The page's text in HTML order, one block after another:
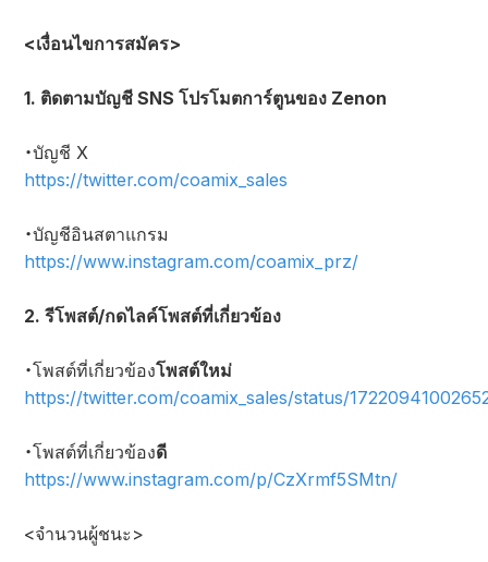
<เงื่อนไขการสมัคร>
1. ติดตามบัญชี SNS โปรโมตการ์ตูนของ Zenon
・บัญชี X
https://twitter.com/coamix_sales
・บัญชีอินสตาแกรม
https://www.instagram.com/coamix_prz/
2. รีโพสต์/กดไลค์โพสต์ที่เกี่ยวข้อง
・โพสต์ที่เกี่ยวข้องโพสต์ใหม่
https://twitter.com/coamix_sales/status/
・โพสต์ที่เกี่ยวข้องดี
https://www.instagram.com/p/CzXrmf5SMtn/
<จำนวนผู้ชนะ>